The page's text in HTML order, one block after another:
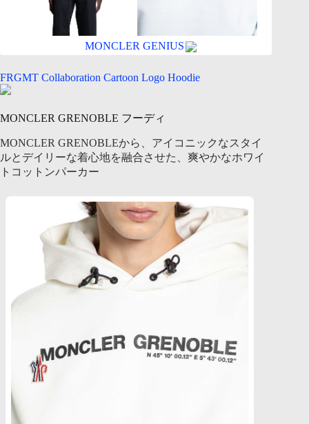
MONCLER GENIUS
FRGMT Collaboration Cartoon Logo Hoodie
MONCLER GRENOBLE フーディ
MONCLER GRENOBLEから、アイコニックなスタイ
ルとデイリーな着心地を融合させた、爽やかなホワイ
トコットンパーカー